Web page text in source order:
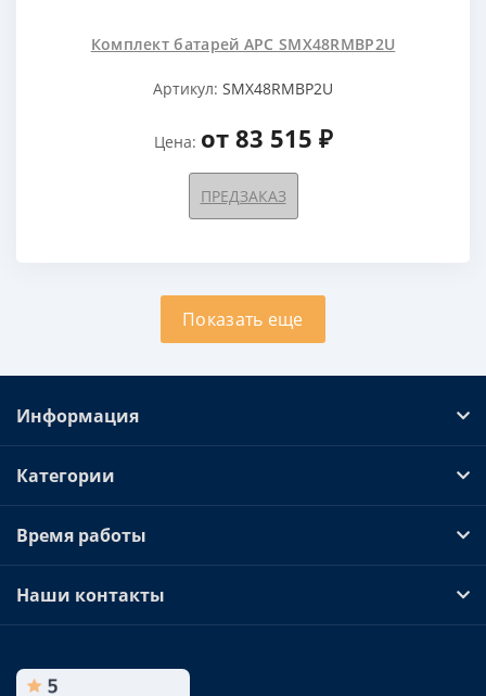
Комплект батарей APC SMX48RMBP2U
Артикул: SMX48RMBP2U
Цена: от 83 515 ₽
ПРЕДЗАКАЗ
Показать еще
Информация
Категории
Время работы
Наши контакты